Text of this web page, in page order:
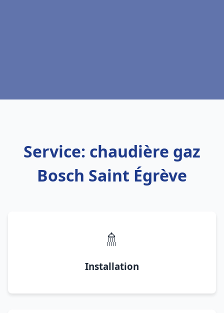
Service: chaudière gaz
Bosch Saint Égrève
🚿
Installation